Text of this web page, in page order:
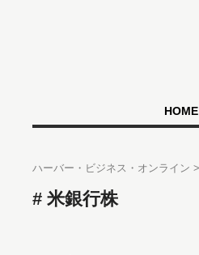
HOME
ハーバー・ビジネス・オンライン
米銀行株